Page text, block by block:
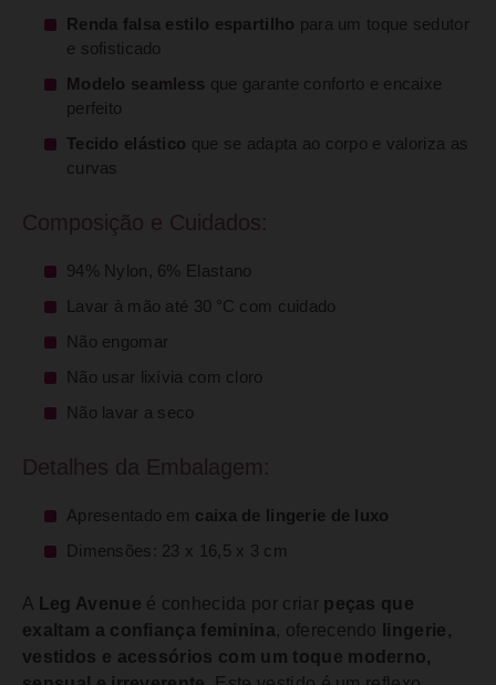
Renda falsa estilo espartilho para um toque sedutor
e sofisticado
Modelo seamless que garante conforto e encaixe
perfeito
Tecido elástico que se adapta ao corpo e valoriza as
curvas
Composição e Cuidados:
94% Nylon, 6% Elastano
Lavar à mão até 30 °C com cuidado
Não engomar
Não usar lixívia com cloro
Não lavar a seco
Detalhes da Embalagem:
Apresentado em caixa de lingerie de luxo
Dimensões: 23 x 16,5 x 3 cm
A Leg Avenue é conhecida por criar peças que
exaltam a confiança feminina, oferecendo
lingerie,
vestidos e acessórios com um toque moderno,